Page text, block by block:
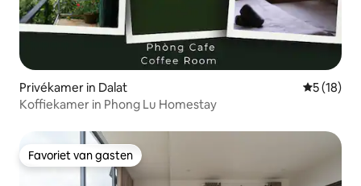
Privékamer in Dalat
5 (18)
Koffiekamer in Phong Lu Homestay
Favoriet van gasten
Favoriet van gasten